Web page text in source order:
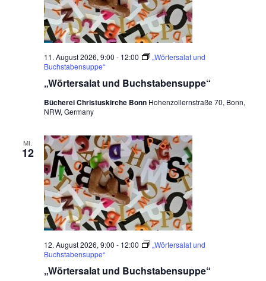
„Wörtersalat und Buchstabensuppe“
11. August 2026, 9:00 - 12:00
„Wörtersalat und
Buchstabensuppe“
Bücherei Christuskirche Bonn Hohenzollernstraße 70, Bonn,
NRW, Germany
MI.
12
„Wörtersalat und Buchstabensuppe“
12. August 2026, 9:00 - 12:00
„Wörtersalat und
Buchstabensuppe“